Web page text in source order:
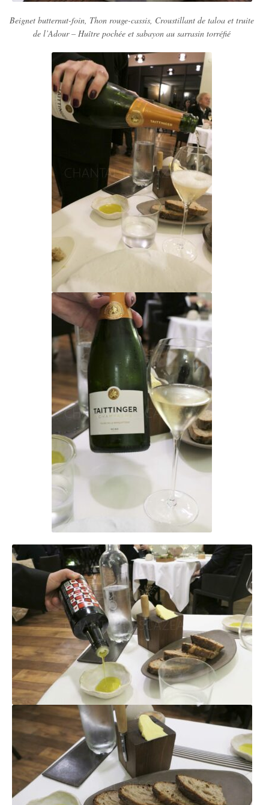
Beignet butternut-foin, Thon rouge-cassis, Croustillant de taloa et truite
de l’Adour – Huître pochée et sabayon au sarrasin torréfié